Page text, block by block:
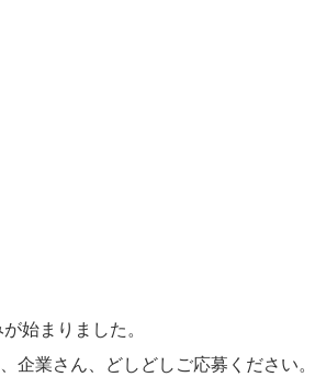
始まりました。
企業さん、どしどしご応募ください。